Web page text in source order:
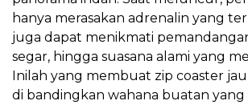
hanya merasakan adrenalin yang
juga dapat menikmati
segar, hingga suasana alami yang
Inilah yang membuat zip coaster
di bandingkan wahana buatan yang